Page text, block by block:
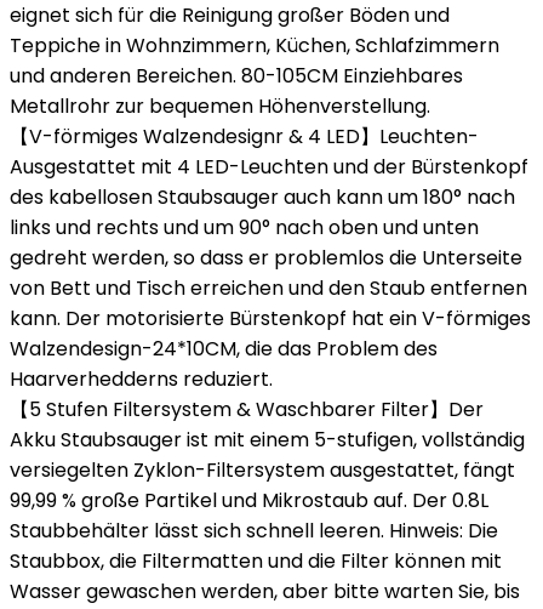
eignet sich für die Reinigung großer Böden und
Teppiche in Wohnzimmern, Küchen, Schlafzimmern
und anderen Bereichen. 80-105CM Einziehbares
Metallrohr zur bequemen Höhenverstellung.
【V-förmiges Walzendesignr & 4 LED】Leuchten-
Ausgestattet mit 4 LED-Leuchten und der Bürstenkopf
des kabellosen Staubsauger auch kann um 180° nach
links und rechts und um 90° nach oben und unten
gedreht werden, so dass er problemlos die Unterseite
von Bett und Tisch erreichen und den Staub entfernen
kann. Der motorisierte Bürstenkopf hat ein V-förmiges
Walzendesign-24*10CM, die das Problem des
Haarverhedderns reduziert.
【5 Stufen Filtersystem & Waschbarer Filter】Der
Akku Staubsauger ist mit einem 5-stufigen, vollständig
versiegelten Zyklon-Filtersystem ausgestattet, fängt
99,99 % große Partikel und Mikrostaub auf. Der 0.8L
Staubbehälter lässt sich schnell leeren. Hinweis: Die
Staubbox, die Filtermatten und die Filter können mit
Wasser gewaschen werden, aber bitte warten Sie, bis